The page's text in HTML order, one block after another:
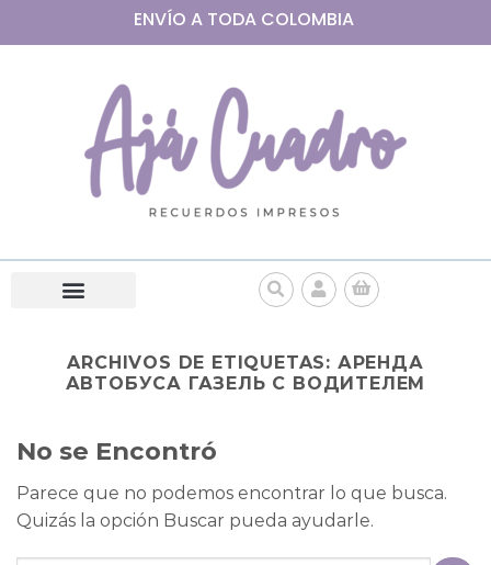
ENVÍO A TODA COLOMBIA
ARCHIVOS DE ETIQUETAS: АРЕНДА
АВТОБУСА ГАЗЕЛЬ С ВОДИТЕЛЕМ
No se Encontró
Parece que no podemos encontrar lo que busca.
Quizás la opción Buscar pueda ayudarle.